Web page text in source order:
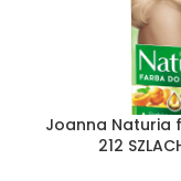
Joanna Naturia
212